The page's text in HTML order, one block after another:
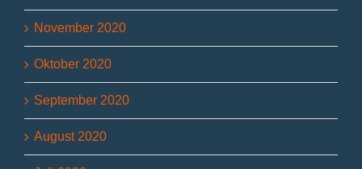
November 2020
Oktober 2020
September 2020
August 2020